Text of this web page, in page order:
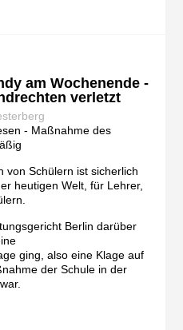
am Wochenende -
verletzt
- Maßnahme des
von Schülern ist sicherlich
heutigen Welt, für Lehrer,
Berlin darüber
ging, also eine Klage auf
der Schule in der